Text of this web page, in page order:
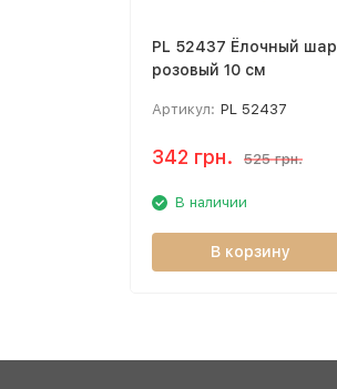
PL 52437 Ёлочный шар
розовый 10 см
Артикул: PL 52437
342 грн. 525 грн.
В наличии
В корзину